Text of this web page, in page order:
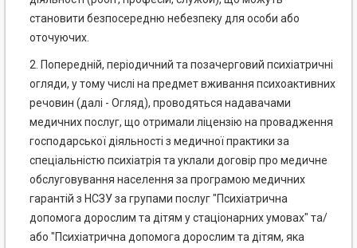
становити безпосередню небезпеку для особи або
оточуючих.
2. Попередній, періодичний та позачерговий психіатричні
огляди, у тому числі на предмет вживання психоактивних
речовин (далі - Огляд), проводяться надавачами
медичних послуг, що отримали ліцензію на провадження
господарської діяльності з медичної практики за
спеціальністю психіатрія та уклали договір про медичне
обслуговування населення за програмою медичних
гарантій з НСЗУ за групами послуг "Психіатрична
допомога дорослим та дітям у стаціонарних умовах" та/
або "Психіатрична допомога дорослим та дітям, яка